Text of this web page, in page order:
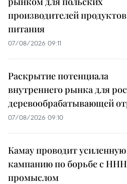
производителей продуктов
питания
07/08/2026 09:11
Раскрытие потенциала
внутреннего рынка для
деревообрабатывающей
07/08/2026 09:10
Камау проводит усиленную
кампанию по борьбе с
промыслом